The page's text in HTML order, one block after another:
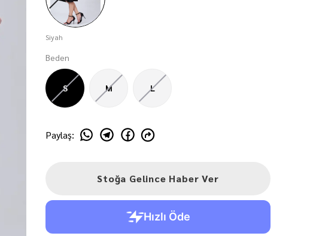
Siyah
Beden
S M L
Paylaş:
Stoğa Gelince Haber Ver